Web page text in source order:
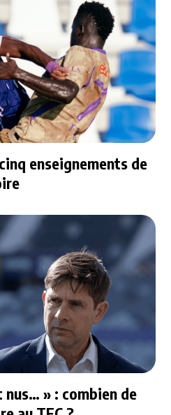
enseignements de
» : combien de